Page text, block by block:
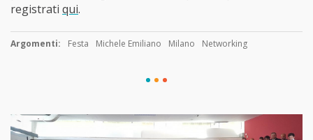
registrati qui.
Argomenti: Festa Michele Emiliano Milano Networking